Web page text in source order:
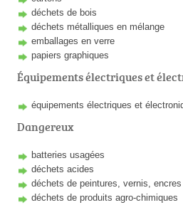
déchets de bois
déchets métalliques en mélange
emballages en verre
papiers graphiques
Équipements électriques et
équipements électriques et
Dangereux
batteries usagées
déchets acides
déchets de peintures, vernis,
déchets de produits agro-chimiques